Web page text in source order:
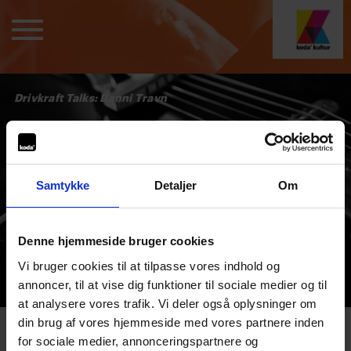
Samtykke Detaljer Om
Denne hjemmeside bruger cookies
Vi bruger cookies til at tilpasse vores indhold og
annoncer, til at vise dig funktioner til sociale medier og til
at analysere vores trafik. Vi deler også oplysninger om
din brug af vores hjemmeside med vores partnere inden
for sociale medier, annonceringspartnere og
Drivkraft Talks: Danni Travn
08. december 2025